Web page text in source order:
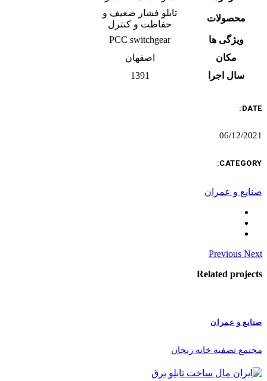
محصولات
تابلو فشار ضعیف و
حفاظت و کنترل
ویژگی ها
PCC switchgear
مکان
اصفهان
سال اجرا
1391
DATE:
06/12/2021
CATEGORY:
صنایع و عمران
Previous Next
Related projects
صنایع و عمران
مجتمع تصفیه خانه زنجان